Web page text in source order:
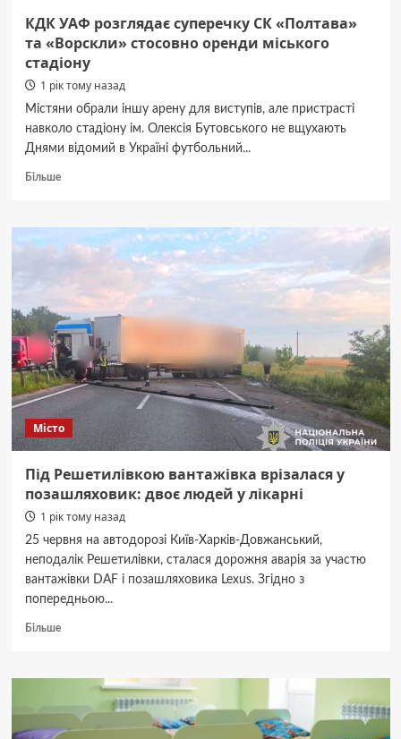
КДК УАФ розглядає суперечку СК «Полтава»
та «Ворскли» стосовно оренди міського
стадіону
1 рік тому назад
Містяни обрали іншу арену для виступів, але пристрасті
навколо стадіону ім. Олексія Бутовського не вщухають
Днями відомий в Україні футбольний...
БільшеДокладніше
УАФ
розглядає
стосовно
оренди
міського
стадіону
Місто
Під Решетилівкою вантажівка врізалася у
позашляховик: двоє людей у лікарні
1 рік тому назад
25 червня на автодорозі Київ-Харків-Довжанський,
неподалік Решетилівки, сталася дорожня аварія за участю
вантажівки DAF і позашляховика Lexus. Згідно з
попередньою...
БільшеДокладніше
Решетилівкою
вантажівка
врізалася
у